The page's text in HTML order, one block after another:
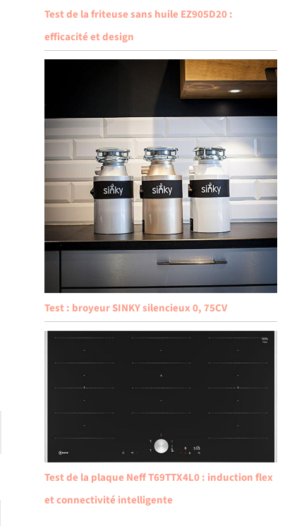
Test de la friteuse sans huile EZ905D20 :
efficacité et design
Test : broyeur SINKY silencieux 0, 75CV
Test de la plaque Neff T69TTX4L0 : induction flex
et connectivité intelligente